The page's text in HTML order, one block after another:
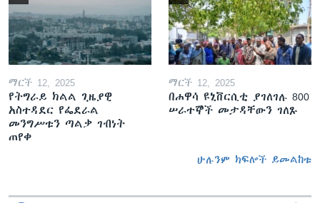
ማርች 12, 2025
የትግራይ ክልል ጊዜያዊ
አስተዳደር የፌደራል
መንግሥቱን ጣልቃ ገብነት
ጠየቀ
ማርች 12, 2025
በሐዋሳ ዩኒቨርሲቲ ያገለገሉ 800
ሠራተኞች መታዳቸውን ገለጹ
ሁሉንም ክፍሎች ይመልከቱ